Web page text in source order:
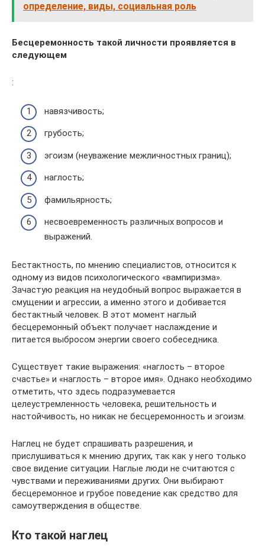
определение, виды, социальная роль
Бесцеремонность такой личности проявляется в
следующем
:
навязчивость;
грубость;
эгоизм (неуважение межличностных границ);
наглость;
фамильярность;
несвоевременность различных вопросов и
выражений.
Бестактность, по мнению специалистов, относится к
одному из видов психологического «вампиризма».
Зачастую реакция на неудобный вопрос выражается в
смущении и агрессии, а именно этого и добивается
бестактный человек. В этот момент наглый
бесцеремонный объект получает наслаждение и
питается выбросом энергии своего собеседника.
Существует такие выражения: «наглость – второе
счастье» и «наглость – второе имя». Однако необходимо
отметить, что здесь подразумевается
целеустремленность человека, решительность и
настойчивость, но никак не бесцеремонность и эгоизм.
Наглец не будет спрашивать разрешения, и
прислушиваться к мнению других, так как у него только
свое видение ситуации. Наглые люди не считаются с
чувствами и переживаниями других. Они выбирают
бесцеремонное и грубое поведение как средство для
самоутверждения в обществе.
Кто такой наглец